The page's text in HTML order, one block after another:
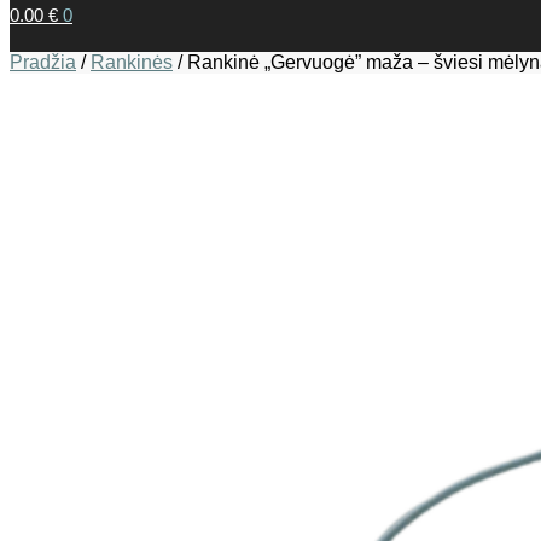
0.00 € 0
Pradžia / Rankinės / Rankinė „Gervuogė” maža – šviesi